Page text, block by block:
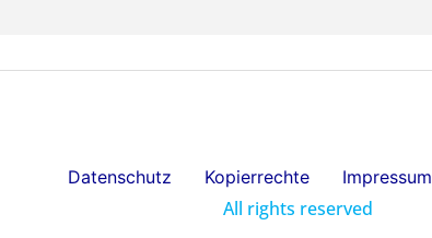
Datenschutz Kopierrechte Impressum
All rights reserved